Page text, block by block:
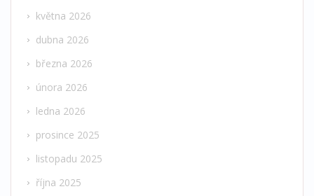
května 2026
dubna 2026
března 2026
února 2026
ledna 2026
prosince 2025
listopadu 2025
října 2025